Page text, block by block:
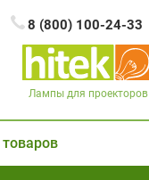
8 (800) 100-24-33
Лампы для проекторов